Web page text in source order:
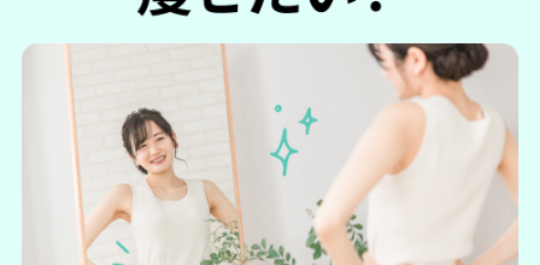
シボリストと他の人気ダイエットサポ
ートサプリをチェック